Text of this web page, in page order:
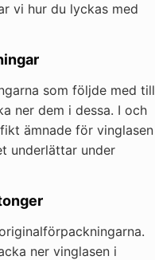
vi hur du lyckas med
som följde med till
ner dem i dessa. I och
ämnade för vinglasen
underlättar under
ner vinglasen i